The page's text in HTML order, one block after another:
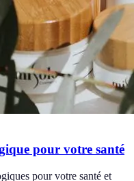
pour votre santé
pour votre santé et